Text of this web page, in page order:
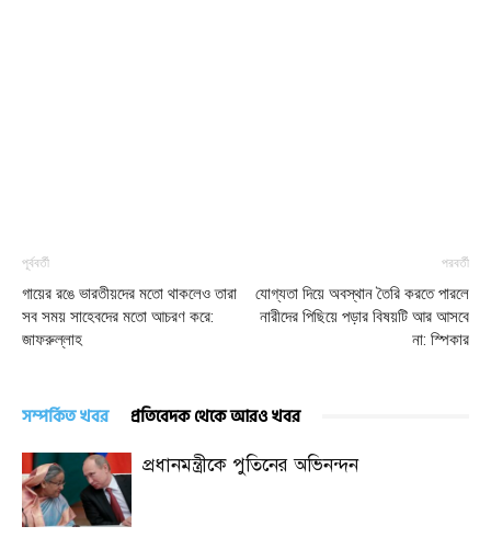
পূর্ববর্তী
গায়ের রঙে ভারতীয়দের মতো থাকলেও তারা
সব সময় সাহেবদের মতো আচরণ করে:
জাফরুল্লাহ
পরবর্তী
যোগ্যতা দিয়ে অবস্থান তৈরি করতে পারলে
নারীদের পিছিয়ে পড়ার বিষয়টি আর আসবে
না: স্পিকার
সম্পর্কিত খবর প্রতিবেদক থেকে আরও খবর
প্রধানমন্ত্রীকে পুতিনের অভিনন্দন